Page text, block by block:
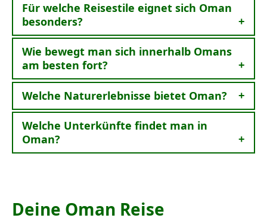
Für welche Reisestile eignet sich Oman
besonders?
Wie bewegt man sich innerhalb Omans
am besten fort?
Welche Naturerlebnisse bietet Oman?
Welche Unterkünfte findet man in
Oman?
Deine Oman Reise